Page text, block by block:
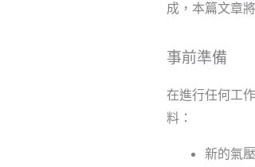
成，本篇文章
事前準備
在進行任何工
料：
新的氣